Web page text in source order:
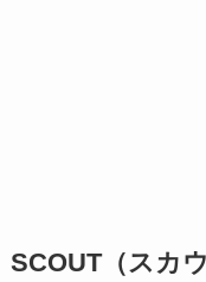
SCOUT（スカ